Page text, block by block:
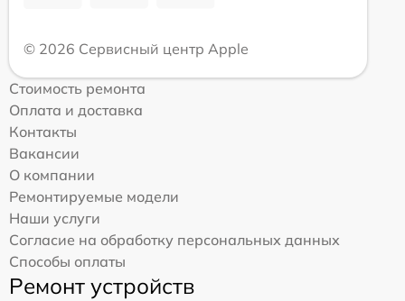
© 2026 Сервисный центр Apple
Стоимость ремонта
Оплата и доставка
Контакты
Вакансии
О компании
Ремонтируемые модели
Наши услуги
Согласие на обработку персональных данных
Способы оплаты
Ремонт устройств